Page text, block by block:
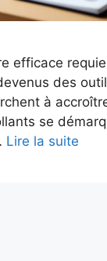
efficace
des
à
se
Lire la suite